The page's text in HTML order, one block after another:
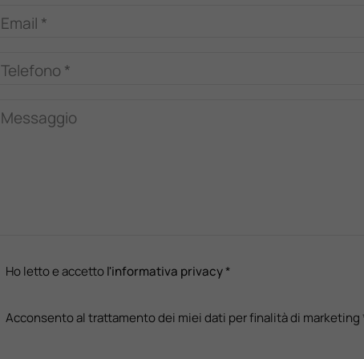
Email *
Telefono *
Messaggio
Ho letto e accettol'informativa privacy*
Acconsento al trattamento dei miei dati per finalità di marketing